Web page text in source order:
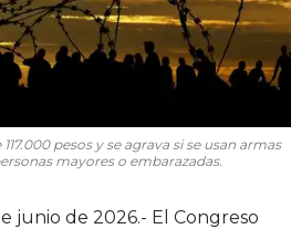
pesos y se agrava si se usan armas
mayores o embarazadas.
junio de 2026.- El Congreso